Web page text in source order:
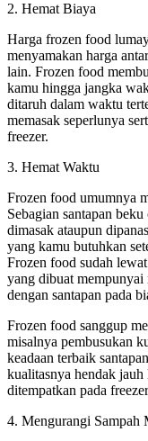
2. Hemat Biaya
Harga frozen food
menyamakan harga
lain. Frozen food
kamu hingga jangka
ditaruh dalam waktu
memasak seperlunya
freezer.
3. Hemat Waktu
Frozen food umumnya
Sebagian santapan
dimasak ataupun
yang kamu butuhkan
Frozen food sudah
yang dibuat
dengan santapan pada
Frozen food sanggup
misalnya pembusukan
keadaan terbaik
kualitasnya hendak
ditempatkan pada
4. Mengurangi Sampah